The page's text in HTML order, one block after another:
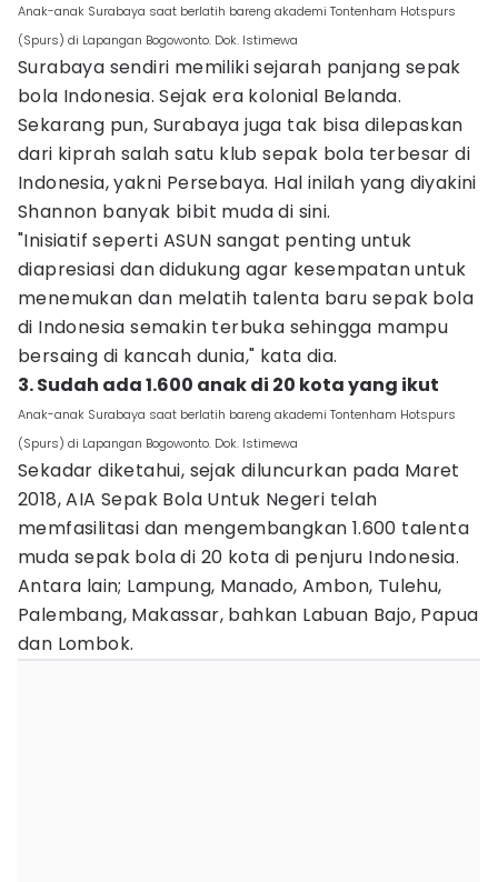
Anak-anak Surabaya saat berlatih bareng akademi Tontenham Hotspurs
(Spurs) di Lapangan Bogowonto. Dok. Istimewa
Surabaya sendiri memiliki sejarah panjang sepak
bola Indonesia. Sejak era kolonial Belanda.
Sekarang pun, Surabaya juga tak bisa dilepaskan
dari kiprah salah satu klub sepak bola terbesar di
Indonesia, yakni Persebaya. Hal inilah yang diyakini
Shannon banyak bibit muda di sini.
"Inisiatif seperti ASUN sangat penting untuk
diapresiasi dan didukung agar kesempatan untuk
menemukan dan melatih talenta baru sepak bola
di Indonesia semakin terbuka sehingga mampu
bersaing di kancah dunia," kata dia.
3. Sudah ada 1.600 anak di 20 kota yang ikut
Anak-anak Surabaya saat berlatih bareng akademi Tontenham Hotspurs
(Spurs) di Lapangan Bogowonto. Dok. Istimewa
Sekadar diketahui, sejak diluncurkan pada Maret
2018, AIA Sepak Bola Untuk Negeri telah
memfasilitasi dan mengembangkan 1.600 talenta
muda sepak bola di 20 kota di penjuru Indonesia.
Antara lain; Lampung, Manado, Ambon, Tulehu,
Palembang, Makassar, bahkan Labuan Bajo, Papua
dan Lombok.